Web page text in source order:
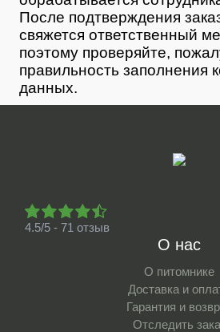
После подтверждения
свяжется ответственный
поэтому проверяйте,
правильность заполнения
данных.
4.5/5 - 71 отзыв
О нас
О питомнике
Доставка и
Гарантия и
Отследить